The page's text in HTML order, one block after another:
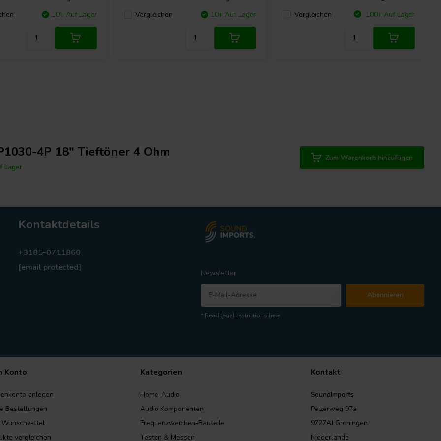
10+ Auf Lager
Vergleichen
10+ Auf Lager
Vergleichen
100+ Auf Lager
4P 18" Tieftöner 4 Ohm
Lager
Zum Warenkorb hinzufügen
Kontaktdetails
+3185-0711860
[email protected]
Newsletter
Abonnieren
* Read legal restrictions here
Konto
anlegen
Bestellungen
Wunschzettel
vergleichen
Kategorien
Home-Audio
Audio Komponenten
Frequenzweichen-Bauteile
Testen & Messen
Kontakt
SoundImports
Peizerweg 97a
9727AJ Groningen
Niederlande